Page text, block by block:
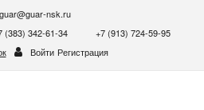
guar@guar-nsk.ru
(383) 342-61-34
+7 (913) 724-59-95
Войти Регистрация